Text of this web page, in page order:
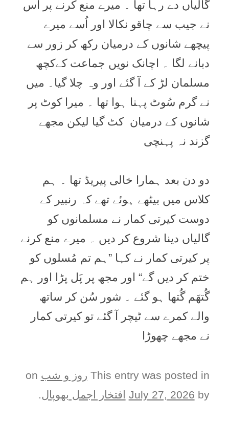
گالیاں دے رہا تھا ۔ میرے منع کرنے پر اُس
نے جیب سے چاقو نکالا اور اُسے میرے
پیچھے شانوں کے درمیان رکھ کر زور سے
دبانے لگا ۔ اچانک نویں جماعت کےکچھ
مسلمان لڑ کے آ گئے اور وہ چلا گیا۔ میں
نے گرم سُوٹ پہنا ہوا تھا ۔ میرا کوٹ پر
شانوں کے درمیان کٹ گیا لیکن مجھے
گزند نہ پہنچی
دو دن بعد ہمارا خالی پیریڈ تھا ۔ ہم
کلاس میں بیٹھے ہوئے تھے کہ رنبیر کے
دوست کیرتی کمار نے مسلمانوں کو
گالیاں دینا شروع کر دیں ۔ میرے منع کرنے
پر کیرتی کمار نے کہا ”ہم تم مُسلوں کو
ختم کر دیں گے“ اور مجھ پر پَل پڑا اور ہم
گُتھَم گُتھا ہو گئے ۔ شور سُن کر ساتھ
والے کمرے سے ٹیچر آ گئے تو کیرتی کمار
نے مجھے چھوڑا
This entry was posted in روز و شب
July 27, 2026 by افتخار اجمل بھوپال.